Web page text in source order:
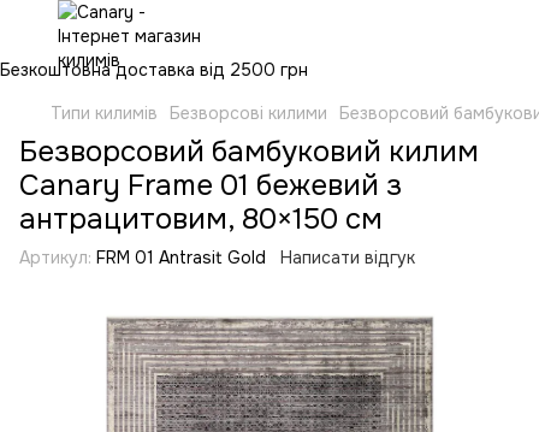
Безкоштовна доставка від 2500 грн
Типи килимів
Безворсові килими Безворсовий
Безворсовий бамбуковий килим
Canary Frame 01 бежевий з
антрацитовим, 80×150 см
Артикул: FRM 01 Antrasit Gold Написати відгук